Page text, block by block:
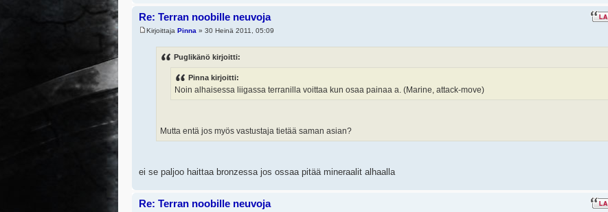
Re: Terran noobille neuvoja
Kirjoittaja Pinna » 30 Heinä 2011, 05:09
Puglikänö kirjoitti:
Pinna kirjoitti:
Noin alhaisessa liigassa terranilla voittaa kun osaa painaa a. (Marine, attack-move)
Mutta entä jos myös vastustaja tietää saman asian?
ei se paljoo haittaa bronzessa jos ossaa pitää mineraalit alhaalla
Re: Terran noobille neuvoja